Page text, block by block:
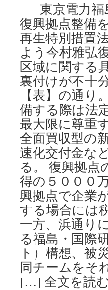
東京電力福
復興拠点整備
再生特別措置
よう今村雅弘
区域に関する
裏付けが不十
【表】の通り
備する際は法
最大限に尊重
全面買収型の
速化交付金な
る。 復興拠点
得の５０００
興拠点で企業
する場合には
一方、浜通り
る福島・国際
ト）構想、被
同チームをそ
[…] 全文を読む